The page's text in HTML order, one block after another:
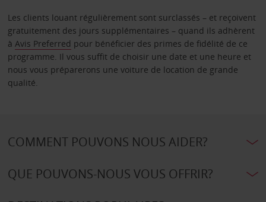
Les clients louant régulièrement sont surclassés – et reçoivent
gratuitement des jours supplémentaires – quand ils adhèrent
à Avis Preferred pour bénéficier des primes de fidélité de ce
programme. Il vous suffit de choisir une date et une heure et
nous vous préparerons une voiture de location de grande
qualité.
COMMENT POUVONS NOUS AIDER?
QUE POUVONS-NOUS VOUS OFFRIR?